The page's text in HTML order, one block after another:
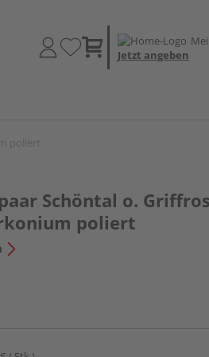
Jetzt angeben
Schöntal o.
poliert